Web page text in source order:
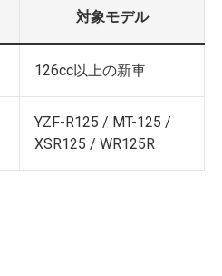
対象モデル
126cc以上の新車
YZF-R125 / MT-125 /
XSR125 / WR125R